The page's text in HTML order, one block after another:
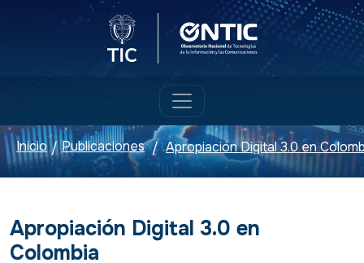
Logo del Ministerio TICLogo ONTIC
Inicio / Publicaciones / Apropiación Digital 3.0 en
Apropiación Digital 3.0 en
Colombia